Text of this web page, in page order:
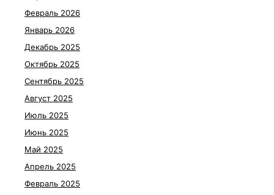
Февраль 2026
Январь 2026
Декабрь 2025
Октябрь 2025
Сентябрь 2025
Август 2025
Июль 2025
Июнь 2025
Май 2025
Апрель 2025
Февраль 2025